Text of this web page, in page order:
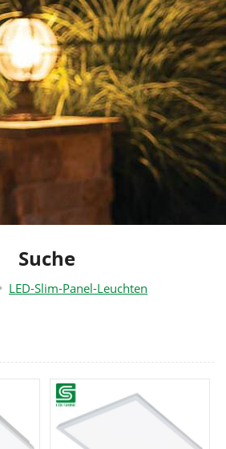
Suche
LED-Slim-Panel-Leuchten